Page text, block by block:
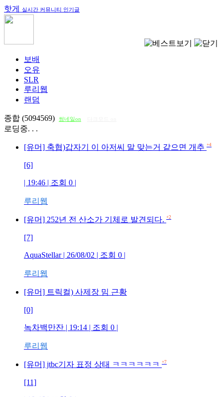
핫게 실시간 커뮤니티 인기글
보배
오유
SLR
루리웹
랜덤
종합 (5094569) 썸네일on
로딩중. . .
[유머] 축협)갑자기 이 아저씨 말 맞는거 같으면 개추 +4
[6]
| 19:46 | 조회 0 |
루리웹
[유머] 252년 전 산소가 기체로 발견되다. +2
[7]
AquaStellar | 26/08/02 | 조회 0 |
루리웹
[유머] 트릭컬) 사제장 밈 근황
[0]
녹차백만잔 | 19:14 | 조회 0 |
루리웹
[유머] jtbc기자 표정 상태 ㅋㅋㅋㅋㅋㅋ +7
[11]